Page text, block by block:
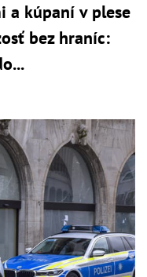
a kúpaní v plese
bez hraníc: